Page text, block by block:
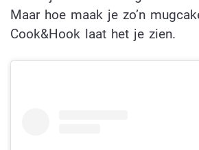
Maar hoe maak je zo’n
Cook&Hook laat het je zien.